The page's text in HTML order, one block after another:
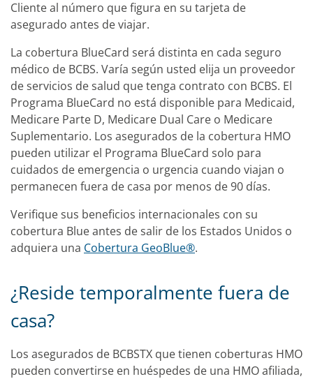
Cliente al número que figura en su tarjeta de
asegurado antes de viajar.
La cobertura BlueCard será distinta en cada seguro
médico de BCBS. Varía según usted elija un proveedor
de servicios de salud que tenga contrato con BCBS. El
Programa BlueCard no está disponible para Medicaid,
Medicare Parte D, Medicare Dual Care o Medicare
Suplementario. Los asegurados de la cobertura HMO
pueden utilizar el Programa BlueCard solo para
cuidados de emergencia o urgencia cuando viajan o
permanecen fuera de casa por menos de 90 días.
Verifique sus beneficios internacionales con su
cobertura Blue antes de salir de los Estados Unidos o
adquiera una Cobertura GeoBlue®.
¿Reside temporalmente fuera de
casa?
Los asegurados de BCBSTX que tienen coberturas HMO
pueden convertirse en huéspedes de una HMO afiliada,